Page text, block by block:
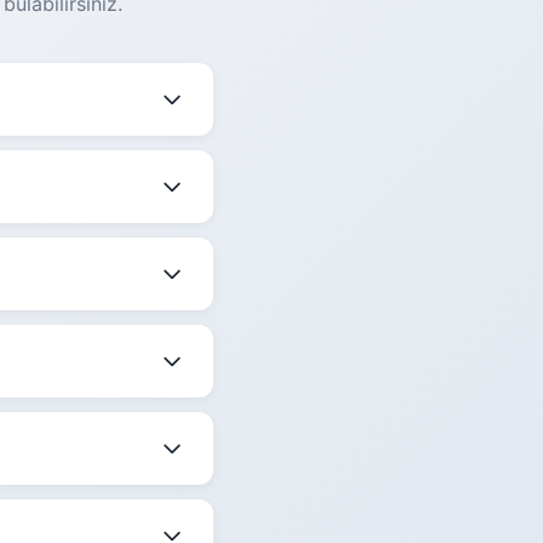
Güncel
birlikte
en uygun saati